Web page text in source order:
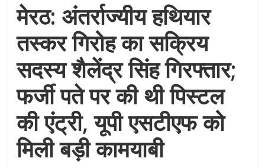
मेरठ: अंतर्राज्यीय हथियार
तस्कर गिरोह का सक्रिय
सदस्य शैलेंद्र सिंह गिरफ्तार;
फर्जी पते पर की थी पिस्टल
की एंट्री, यूपी एसटीएफ को
मिली बड़ी कामयाबी